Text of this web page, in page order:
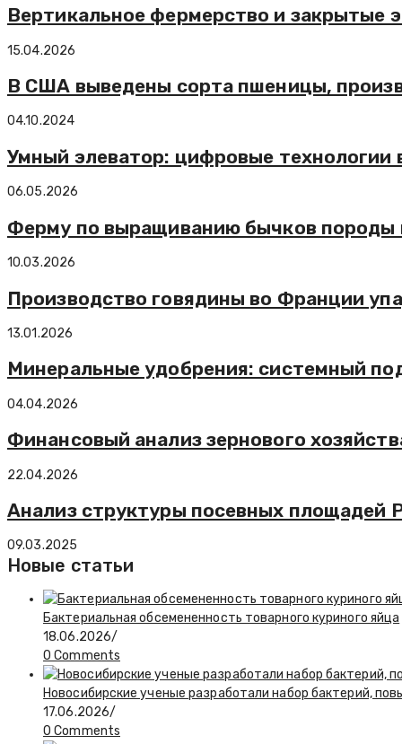
Вертикальное фермерство и закрытые
15.04.2026
В США выведены сорта пшеницы,
04.10.2024
Умный элеватор: цифровые технологии
06.05.2026
Ферму по выращиванию бычков породы
10.03.2026
Производство говядины во Франции
13.01.2026
Минеральные удобрения: системный
04.04.2026
Финансовый анализ зернового
22.04.2026
Анализ структуры посевных площадей
09.03.2025
Новые статьи
Бактериальная обсемененность товарного куриного яйца
18.06.2026/
0 Comments
Новосибирские ученые разработали набор бактерий,
17.06.2026/
0 Comments